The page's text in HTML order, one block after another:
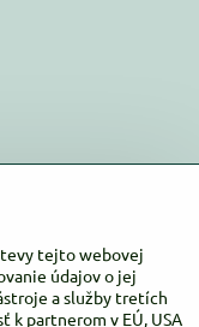
tejto webovej
údajov o jej
a služby tretích
k partnerom v EÚ, USA